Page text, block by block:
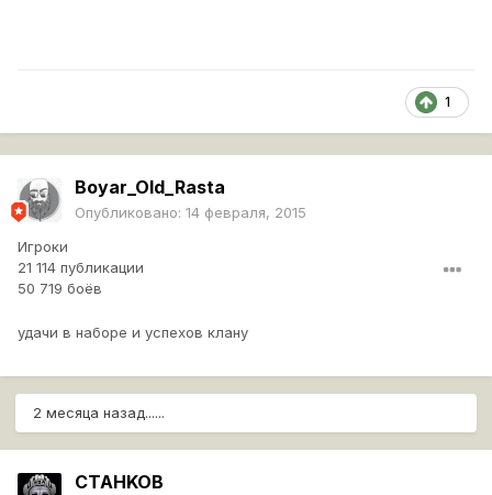
1
Boyar_Old_Rasta
Опубликовано: 14 февраля, 2015
Игроки
21 114 публикации
50 719 боёв
удачи в наборе и успехов клану
2 месяца назад......
CTAHKOB